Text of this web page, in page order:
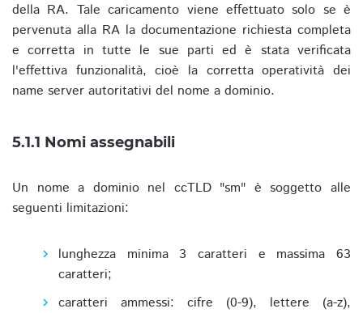
della RA. Tale caricamento viene effettuato solo se è
pervenuta alla RA la documentazione richiesta completa
e corretta in tutte le sue parti ed è stata verificata
l'effettiva funzionalità, cioè la corretta operatività dei
name server autoritativi del nome a dominio.
5.1.1 Nomi assegnabili
Un nome a dominio nel ccTLD "sm" è soggetto alle
seguenti limitazioni:
lunghezza minima 3 caratteri e massima 63
caratteri;
caratteri ammessi: cifre (0-9), lettere (a-z),